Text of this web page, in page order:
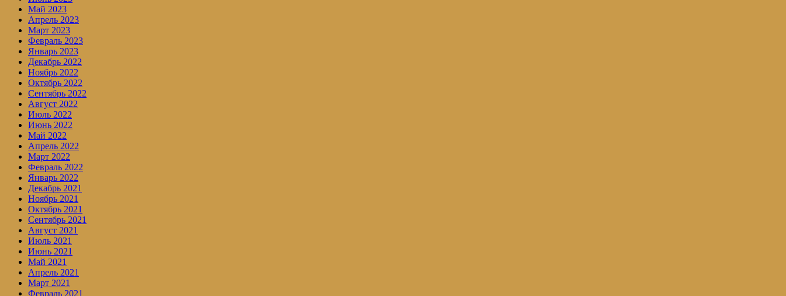
Май 2023
Апрель 2023
Март 2023
Февраль 2023
Январь 2023
Декабрь 2022
Ноябрь 2022
Октябрь 2022
Сентябрь 2022
Август 2022
Июль 2022
Июнь 2022
Май 2022
Апрель 2022
Март 2022
Февраль 2022
Январь 2022
Декабрь 2021
Ноябрь 2021
Октябрь 2021
Сентябрь 2021
Август 2021
Июль 2021
Июнь 2021
Май 2021
Апрель 2021
Март 2021
Февраль 2021